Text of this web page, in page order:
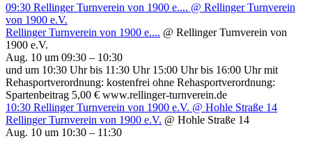
09:30 Rellinger Turnverein von 1900 e.... @ Rellinger Turnverein
von 1900 e.V.
Rellinger Turnverein von 1900 e.... @ Rellinger Turnverein von
1900 e.V.
Aug. 10 um 09:30 – 10:30
und um 10:30 Uhr bis 11:30 Uhr 15:00 Uhr bis 16:00 Uhr mit
Rehasportverordnung: kostenfrei ohne Rehasportverordnung:
Spartenbeitrag 5,00 € www.rellinger-turnverein.de
10:30 Rellinger Turnverein von 1900 e.V. @ Hohle Straße 14
Rellinger Turnverein von 1900 e.V. @ Hohle Straße 14
Aug. 10 um 10:30 – 11:30